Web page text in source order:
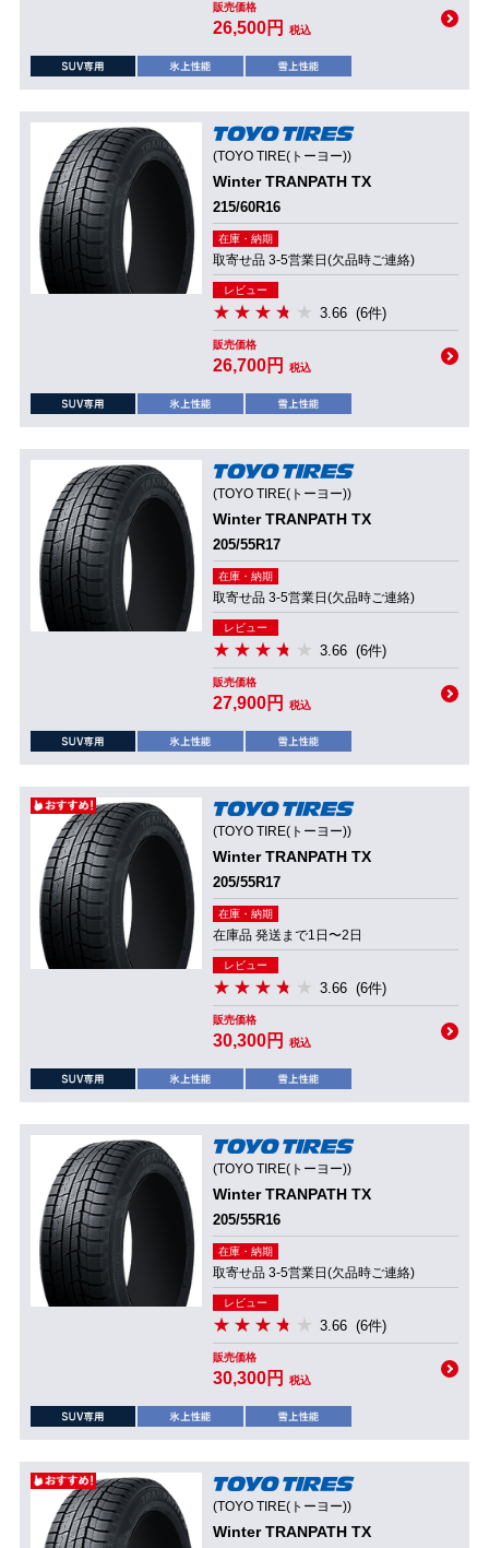
販売価格
26,500円 税込
(TOYO TIRE(トーヨー))
Winter TRANPATH TX
215/60R16
在庫・納期
取寄せ品 3-5営業日(欠品時ご連絡)
レビュー
3.66 (6件)
販売価格
26,700円 税込
(TOYO TIRE(トーヨー))
Winter TRANPATH TX
205/55R17
在庫・納期
取寄せ品 3-5営業日(欠品時ご連絡)
レビュー
3.66 (6件)
販売価格
27,900円 税込
(TOYO TIRE(トーヨー))
Winter TRANPATH TX
205/55R17
在庫・納期
在庫品 発送まで1日〜2日
レビュー
3.66 (6件)
販売価格
30,300円 税込
(TOYO TIRE(トーヨー))
Winter TRANPATH TX
205/55R16
在庫・納期
取寄せ品 3-5営業日(欠品時ご連絡)
レビュー
3.66 (6件)
販売価格
30,300円 税込
(TOYO TIRE(トーヨー))
Winter TRANPATH TX